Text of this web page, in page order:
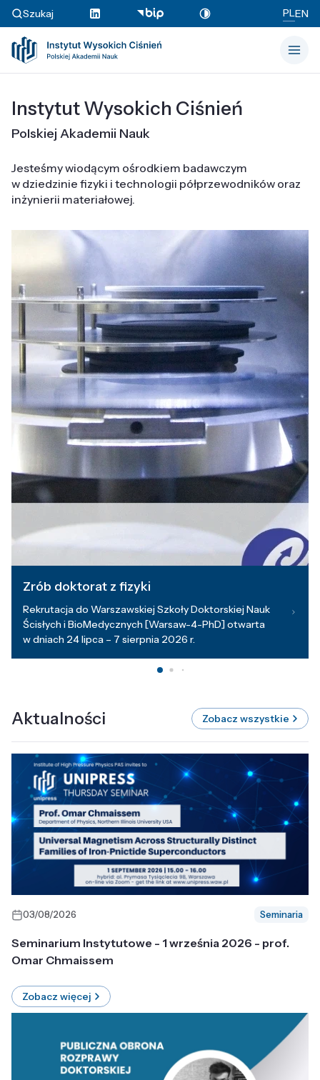
Szukaj PLEN
Instytut Wysokich Ciśnień
Polskiej Akademii Nauk
Jesteśmy wiodącym ośrodkiem badawczym
w dziedzinie fizyki i technologii półprzewodników oraz
inżynierii materiałowej.
Zrób doktorat z fizyki
Rekrutacja do Warszawskiej Szkoły Doktorskiej Nauk
Ścisłych i BioMedycznych [Warsaw-4-PhD] otwarta
w dniach 24 lipca – 7 sierpnia 2026 r.
Aktualności Zobacz wszystkie
03/08/2026 Seminaria
Seminarium Instytutowe - 1 września 2026 - prof.
Omar Chmaissem
Zobacz więcej